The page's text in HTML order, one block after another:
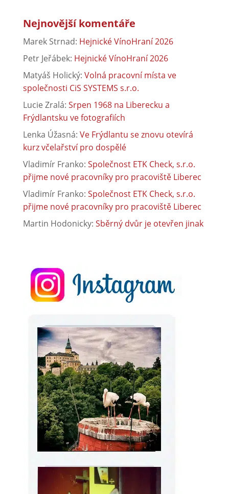
Nejnovější komentáře
Marek Strnad: Hejnické VínoHraní 2026
Petr Jeřábek: Hejnické VínoHraní 2026
Matyáš Holický: Volná pracovní místa ve
společnosti CiS SYSTEMS s.r.o.
Lucie Zralá: Srpen 1968 na Liberecku a
Frýdlantsku ve fotografiích
Lenka Úžasná: Ve Frýdlantu se znovu otevírá
kurz včelařství pro dospělé
Vladimír Franko: Společnost ETK Check, s.r.o.
přijme nové pracovníky pro pracoviště Liberec
Vladimír Franko: Společnost ETK Check, s.r.o.
přijme nové pracovníky pro pracoviště Liberec
Martin Hodonicky: Sběrný dvůr je otevřen jinak